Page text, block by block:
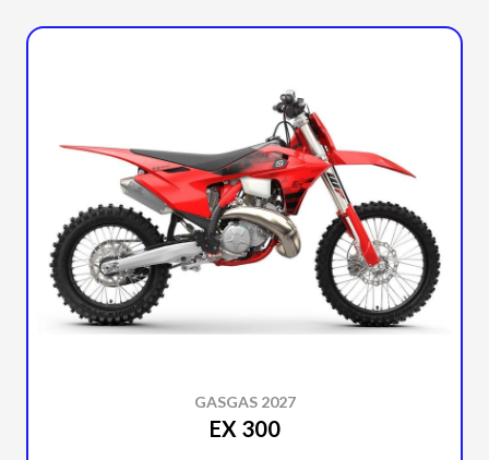
GASGAS 2027
EX 300